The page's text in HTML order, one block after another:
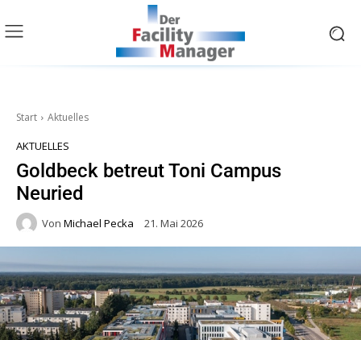
Start Aktuelles
AKTUELLES
Goldbeck betreut Toni Campus
Neuried
Von Michael Pecka 21. Mai 2026